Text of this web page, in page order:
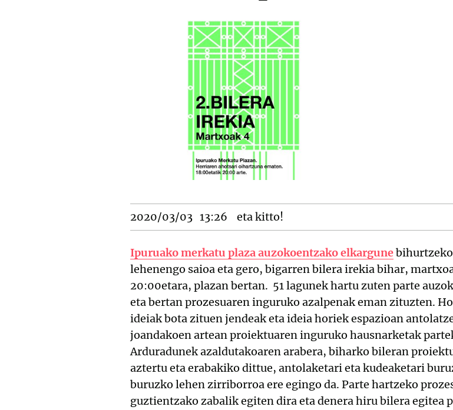
2020/03/03 13:26 eta kitto!
Ipuruako merkatu plaza auzokoentzako elkargune
lehenengo saioa eta gero, bigarren bilera irekia bihar,
20:00etara, plazan bertan. 51 lagunek hartu zuten parte
eta bertan prozesuaren inguruko azalpenak eman zituzten.
ideiak bota zituen jendeak eta ideia horiek espazioan
joandakoen artean proiektuaren inguruko hausnarketak
Arduradunek azaldutakoaren arabera, biharko bileran
aztertu eta erabakiko dittue, antolaketari eta kudeaketari
buruzko lehen zirriborroa ere egingo da. Parte hartzeko
guztientzako zabalik egiten dira eta denera hiru bilera egitea